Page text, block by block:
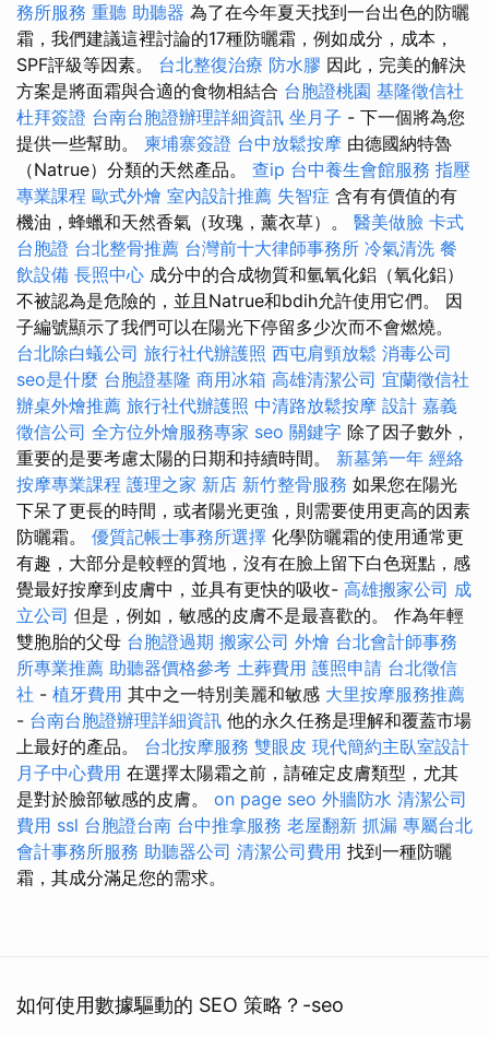
務所服務 重聽 助聽器 為了在今年夏天找到一台出色的防曬
霜，我們建議這裡討論的17種防曬霜，例如成分，成本，
SPF評級等因素。 台北整復治療 防水膠 因此，完美的解決
方案是將面霜與合適的食物相結合 台胞證桃園 基隆徵信社
杜拜簽證 台南台胞證辦理詳細資訊 坐月子 - 下一個將為您
提供一些幫助。 柬埔寨簽證 台中放鬆按摩 由德國納特魯
（Natrue）分類的天然產品。 查ip 台中養生會館服務 指壓
專業課程 歐式外燴 室內設計推薦 失智症 含有有價值的有
機油，蜂蠟和天然香氣（玫瑰，薰衣草）。 醫美做臉 卡式
台胞證 台北整骨推薦 台灣前十大律師事務所 冷氣清洗 餐
飲設備 長照中心 成分中的合成物質和氫氧化鋁（氧化鋁）
不被認為是危險的，並且Natrue和bdih允許使用它們。 因
子編號顯示了我們可以在陽光下停留多少次而不會燃燒。
台北除白蟻公司 旅行社代辦護照 西屯肩頸放鬆 消毒公司
seo是什麼 台胞證基隆 商用冰箱 高雄清潔公司 宜蘭徵信社
辦桌外燴推薦 旅行社代辦護照 中清路放鬆按摩 設計 嘉義
徵信公司 全方位外燴服務專家 seo 關鍵字 除了因子數外，
重要的是要考慮太陽的日期和持續時間。 新墓第一年 經絡
按摩專業課程 護理之家 新店 新竹整骨服務 如果您在陽光
下呆了更長的時間，或者陽光更強，則需要使用更高的因素
防曬霜。 優質記帳士事務所選擇 化學防曬霜的使用通常更
有趣，大部分是較輕的質地，沒有在臉上留下白色斑點，感
覺最好按摩到皮膚中，並具有更快的吸收- 高雄搬家公司 成
立公司 但是，例如，敏感的皮膚不是最喜歡的。 作為年輕
雙胞胎的父母 台胞證過期 搬家公司 外燴 台北會計師事務
所專業推薦 助聽器價格參考 土葬費用 護照申請 台北徵信
社 - 植牙費用 其中之一特別美麗和敏感 大里按摩服務推薦
- 台南台胞證辦理詳細資訊 他的永久任務是理解和覆蓋市場
上最好的產品。 台北按摩服務 雙眼皮 現代簡約主臥室設計
月子中心費用 在選擇太陽霜之前，請確定皮膚類型，尤其
是對於臉部敏感的皮膚。 on page seo 外牆防水 清潔公司
費用 ssl 台胞證台南 台中推拿服務 老屋翻新 抓漏 專屬台北
會計事務所服務 助聽器公司 清潔公司費用 找到一種防曬
霜，其成分滿足您的需求。
如何使用數據驅動的 SEO 策略？-seo